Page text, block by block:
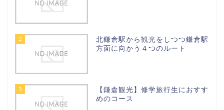
2
北鎌倉駅から観光をしつつ鎌倉駅
方面に向かう４つのルート
3
【鎌倉観光】修学旅行生におすす
めのコース